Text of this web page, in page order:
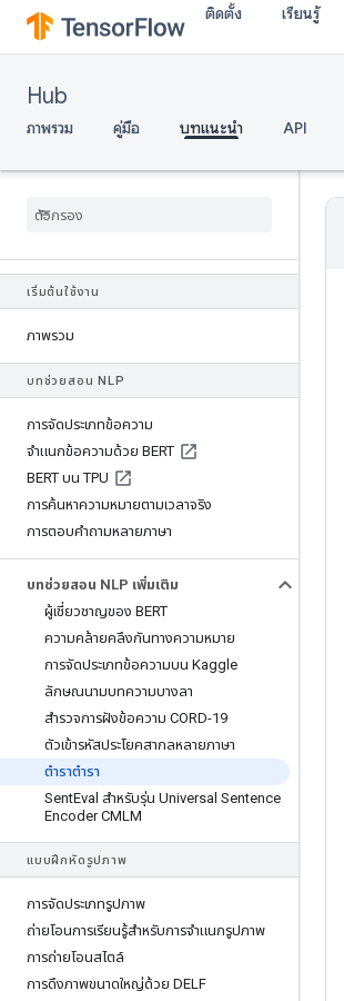
ติดตั้ง เรียนรู้
Hub
ภาพรวม คู่มือ บทแนะนำ API
เริ่มต้นใช้งาน
ภาพรวม
บทช่วยสอน NLP
การจัดประเภทข้อความ
จำแนกข้อความด้วย BERT
BERT บน TPU
การค้นหาความหมายตามเวลาจริง
การตอบคำถามหลายภาษา
บทช่วยสอน NLP เพิ่มเติม
ผู้เชี่ยวชาญของ BERT
ความคล้ายคลึงกันทางความหมาย
การจัดประเภทข้อความบน Kaggle
ลักษณนามบทความบางลา
สำรวจการฝังข้อความ CORD-19
ตัวเข้ารหัสประโยคสากลหลายภาษา
ตำราตำรา
SentEval สำหรับรุ่น Universal Sentence
Encoder CMLM
แบบฝึกหัดรูปภาพ
การจัดประเภทรูปภาพ
ถ่ายโอนการเรียนรู้สำหรับการจำแนกรูปภาพ
การถ่ายโอนสไตล์
การดึงภาพขนาดใหญ่ด้วย DELF